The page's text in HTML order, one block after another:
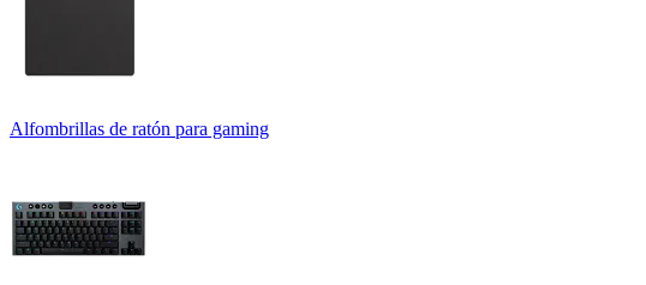
Alfombrillas de ratón para gaming